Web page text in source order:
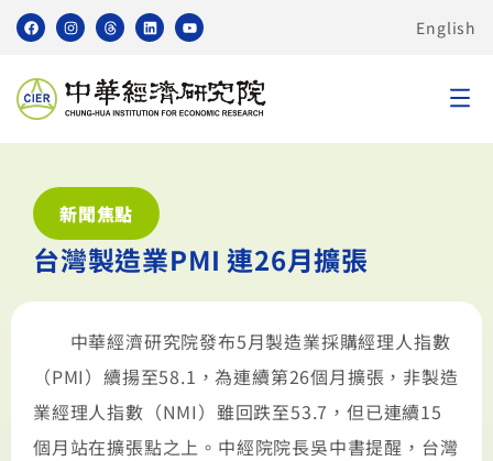
English
新聞焦點
台灣製造業PMI 連26月擴張
中華經濟研究院發布5月製造業採購經理人指數
（PMI）續揚至58.1，為連續第26個月擴張，非製造
業經理人指數（NMI）雖回跌至53.7，但已連續15
個月站在擴張點之上。中經院院長吳中書提醒，台灣